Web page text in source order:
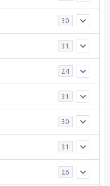
30
31
24
31
30
31
26